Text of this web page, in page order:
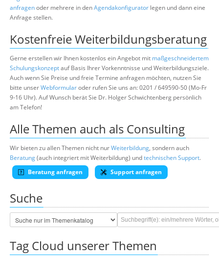
anfragenoder mehrere in denAgendakonfigurator legen und dann eine
Anfrage stellen.
Kostenfreie Weiterbildungsberatung
Gerne erstellen wir Ihnen kostenlos ein Angebot mit maßgeschneidertem
Schulungskonzeptauf Basis Ihrer Vorkenntnisse und Weiterbildungsziele.
Auch wenn Sie Preise und freie Termine anfragen möchten, nutzen Sie
bitte unserWebformularoder rufen Sie uns an: 0201 / 649590-50 (Mo-Fr
9-16 Uhr). Auf Wunsch berät Sie Dr. Holger Schwichtenberg persönlich
am Telefon!
Alle Themen auch als Consulting
Wir bieten zu allen Themen nicht nurWeiterbildung, sondern auch
Beratung(auch integriert mit Weiterbildung) undtechnischen Support.
Beratung anfragen
Support anfragen
Suche
Tag Cloud unserer Themen